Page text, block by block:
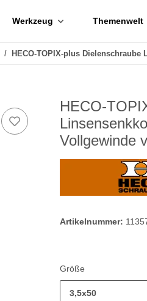
Werkzeug Themenwelt
HECO-TOPIX-plus
HECO-
Vollgewinde
Artikelnummer:
Größe
3,5x50